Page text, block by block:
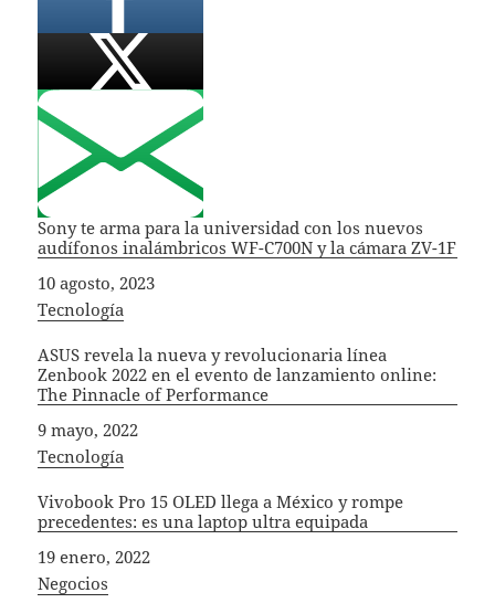
Sony te arma para la universidad con los nuevos
audífonos inalámbricos WF-C700N y la cámara ZV-1F
Fecha
10 agosto, 2023
In relation to
Tecnología
ASUS revela la nueva y revolucionaria línea
Zenbook 2022 en el evento de lanzamiento online:
The Pinnacle of Performance
Fecha
9 mayo, 2022
In relation to
Tecnología
Vivobook Pro 15 OLED llega a México y rompe
precedentes: es una laptop ultra equipada
Fecha
19 enero, 2022
In relation to
Negocios